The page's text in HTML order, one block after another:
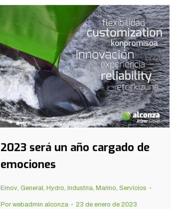
2023 será un año cargado de
emociones
Emov General Hydro Industria Marino Servicios
Por webadmin alconza 23 de enero de 2023